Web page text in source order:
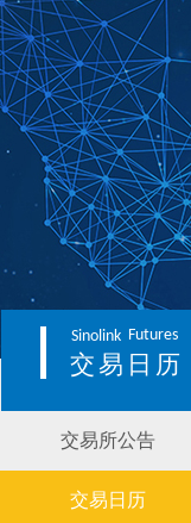
Sinolink Futures
交易日历
交易所公告
交易日历